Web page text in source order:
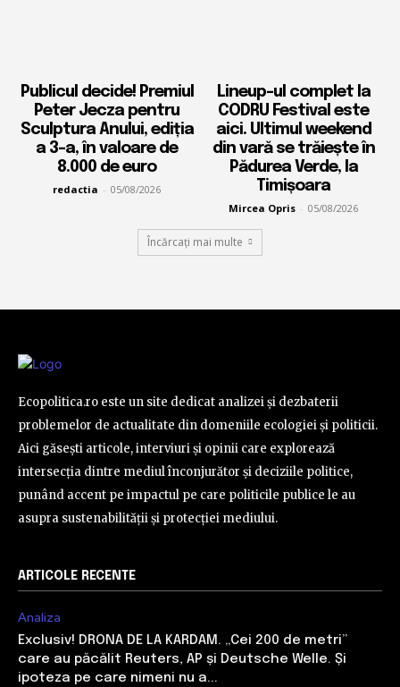
Publicul decide! Premiul
Peter Jecza pentru
Sculptura Anului, ediția
a 3-a, în valoare de
8.000 de euro
redactia - 05/08/2026
Lineup-ul complet la
CODRU Festival este
aici. Ultimul weekend
din vară se trăiește în
Pădurea Verde, la
Timișoara
Mircea Opris - 05/08/2026
Încărcați mai multe
Ecopolitica.ro este un site dedicat analizei și dezbaterii
problemelor de actualitate din domeniile ecologiei și politicii.
Aici găsești articole, interviuri și opinii care explorează
intersecția dintre mediul înconjurător și deciziile politice,
punând accent pe impactul pe care politicile publice le au
asupra sustenabilității și protecției mediului.
ARTICOLE RECENTE
Analiza
Exclusiv! DRONA DE LA KARDAM. „Cei 200 de metri”
care au păcălit Reuters, AP și Deutsche Welle. Și
ipoteza pe care nimeni nu a...